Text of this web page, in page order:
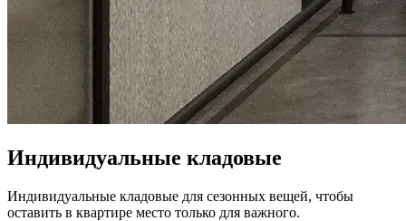
Индивидуальные кладовые
Индивидуальные кладовые для сезонных вещей, чтобы
оставить в квартире место только для важного.